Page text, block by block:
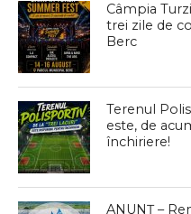
Câmpia
trei zile de
Berc
Terenul
este, de
închiriere!
ANUNȚ –